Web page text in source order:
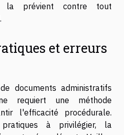
la prévient contre tout
et erreurs
documents administratifs
requiert une méthode
l'efficacité procédurale.
à privilégier, la